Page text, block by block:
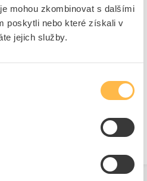
mohou zkombinovat s dalšími
poskytli nebo které získali v
jejich služby.
do košíku